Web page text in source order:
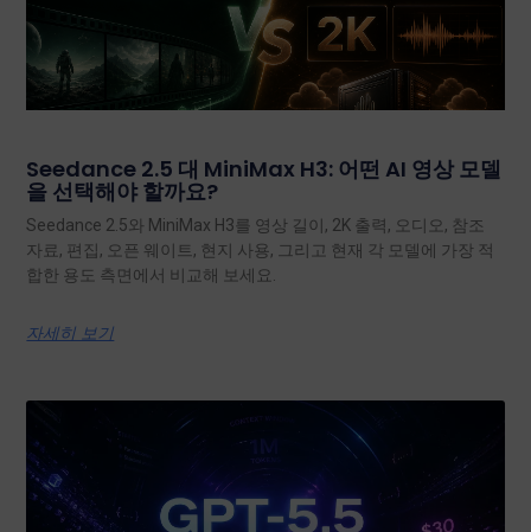
Seedance 2.5 대 MiniMax H3: 어떤 AI 영상 모델
을 선택해야 할까요?
Seedance 2.5와 MiniMax H3를 영상 길이, 2K 출력, 오디오, 참조
자료, 편집, 오픈 웨이트, 현지 사용, 그리고 현재 각 모델에 가장 적
합한 용도 측면에서 비교해 보세요.
자세히 보기